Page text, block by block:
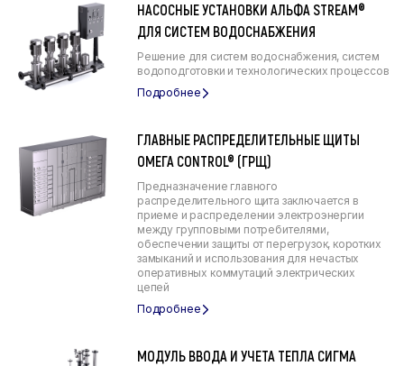
НАСОСНЫЕ УСТАНОВКИ АЛЬФА STREAM®
ДЛЯ СИСТЕМ ВОДОСНАБЖЕНИЯ
Решение для систем водоснабжения, систем
водоподготовки и технологических процессов
ГЛАВНЫЕ РАСПРЕДЕЛИТЕЛЬНЫЕ ЩИТЫ
ОМЕГА CONTROL® (ГРЩ)
Предназначение главного
распределительного щита заключается в
приеме и распределении электроэнергии
между групповыми потребителями,
обеспечении защиты от перегрузок, коротких
замыканий и использования для нечастых
оперативных коммутаций электрических
цепей
МОДУЛЬ ВВОДА И УЧЕТА ТЕПЛА СИГМА